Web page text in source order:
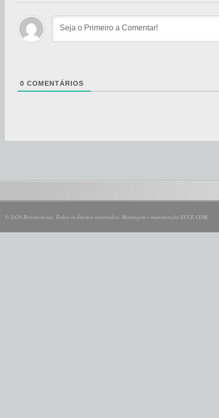
0 COMENTÁRIOS
© 2026 Petronotícias. Todos os direitos reservados. Montagem e manutenção ECCE.COM.